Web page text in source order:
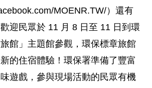
MOENR.TW/）還有
迎民眾於 11 月 8 日至 11 日到環
館」主題館參觀，環保標章旅館
的住宿體驗！環保署準備了豐富
遊戲，參與現場活動的民眾有機